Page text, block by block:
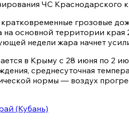
ЧС Краснодарского
грозовые
на основной территории края
недели жара начнет
в Крыму с 28 июня по 2
среднесуточная
нормы — воздух
(Кубань)